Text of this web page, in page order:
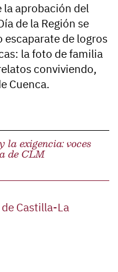
la aprobación del
de la Región se
escaparate de logros
la foto de familia
conviviendo,
Cuenca.
exigencia: voces
de CLM